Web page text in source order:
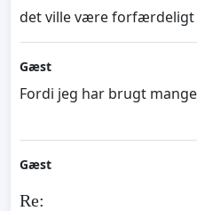
det ville være forfærdeligt
Gæst
Fordi jeg har brugt
Gæst
Re: